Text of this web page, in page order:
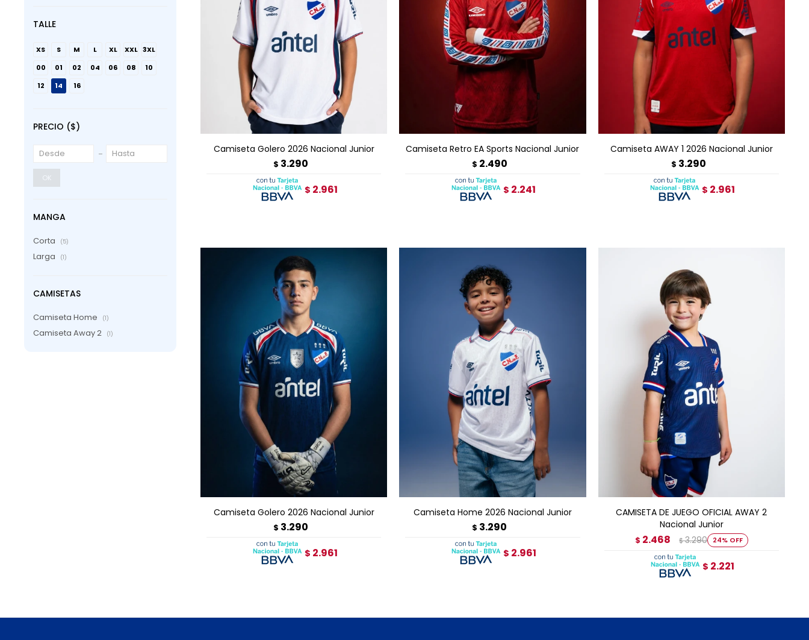
Camiseta Golero 2026 Nacional Junior
$ 3.290
$ 2.961
AGREGAR AL CARRITO
Camiseta Retro EA Sports Nacional Junior
$ 2.490
$ 2.241
AGREGAR AL CARRITO
Camiseta AWAY 1 2026 Nacional Junior
$ 3.290
$ 2.961
AGREGAR AL CARRITO
Camiseta Golero 2026 Nacional Junior
$ 3.290
$ 2.961
AGREGAR AL CARRITO
Camiseta Home 2026 Nacional Junior
$ 3.290
$ 2.961
AGREGAR AL CARRITO
CAMISETA DE JUEGO OFICIAL AWAY 2
Nacional Junior
$ 2.468 $ 3.290 24
$ 2.221
AGREGAR AL CARRITO
TALLE
XS S M L XL XXL 3XL
00
01 02 04 06 08
10
12
14 16
PRECIO ($)
OK
MANGA
Corta (5)
Larga (1)
CAMISETAS
Camiseta Home (1)
Camiseta Away 2 (1)